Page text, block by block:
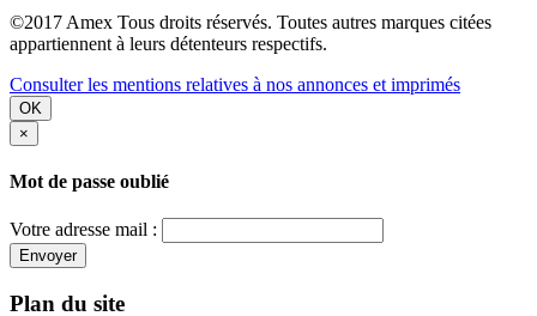
©2017 Amex Tous droits réservés. Toutes autres marques citées
appartiennent à leurs détenteurs respectifs.
Consulter les mentions relatives à nos annonces et imprimés
OK
×
Mot de passe oublié
Votre adresse mail :
Envoyer
Plan du site